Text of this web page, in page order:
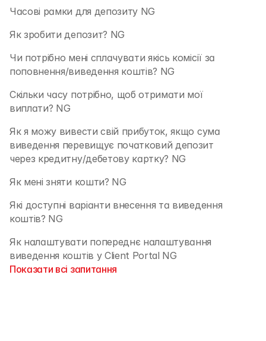
Часові рамки для депозиту NG
Як зробити депозит? NG
Чи потрібно мені сплачувати якісь комісії за
поповнення/виведення коштів? NG
Скільки часу потрібно, щоб отримати мої
виплати? NG
Як я можу вивести свій прибуток, якщо сума
виведення перевищує початковий депозит
через кредитну/дебетову картку? NG
Як мені зняти кошти? NG
Які доступні варіанти внесення та виведення
коштів? NG
Як налаштувати попереднє налаштування
виведення коштів у Client Portal NG
Показати всі запитання